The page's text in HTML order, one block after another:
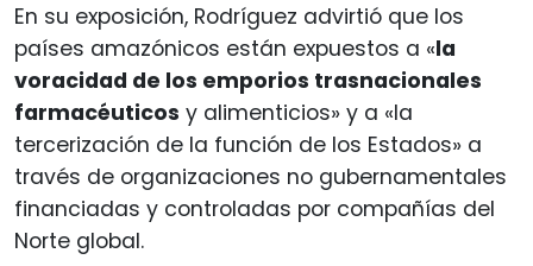
En su exposición, Rodríguez advirtió que los
países amazónicos están expuestos a «la
voracidad de los emporios trasnacionales
farmacéuticos y alimenticios» y a «la
tercerización de la función de los Estados» a
través de organizaciones no gubernamentales
financiadas y controladas por compañías del
Norte global.